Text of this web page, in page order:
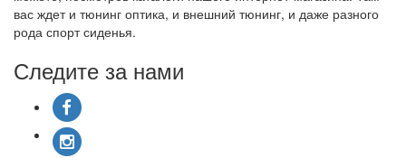
вас ждет и тюнинг оптика, и внешний тюнинг, и даже разного
рода спорт сиденья.
Следите за нами